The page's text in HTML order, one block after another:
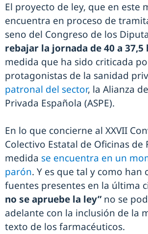
El proyecto de ley, que en este
encuentra en proceso de
seno del Congreso de los
rebajar la jornada de 40 a 37,5
medida que ha sido criticada
protagonistas de la sanidad
patronal del sector, la Alianza
Privada Española (ASPE).
En lo que concierne al XXVII
Colectivo Estatal de Oficinas de
medida se encuentra en un
parón. Y es que tal y como han
fuentes presentes en la última
no se apruebe la ley” no se
adelante con la inclusión de la
texto de los farmacéuticos.